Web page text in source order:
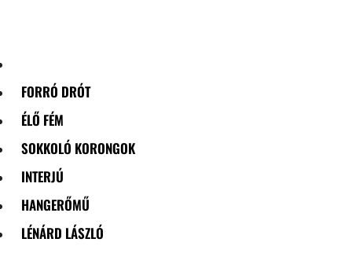
FORRÓ DRÓT
ÉLŐ FÉM
SOKKOLÓ KORONGOK
INTERJÚ
HANGERŐMŰ
LÉNÁRD LÁSZLÓ